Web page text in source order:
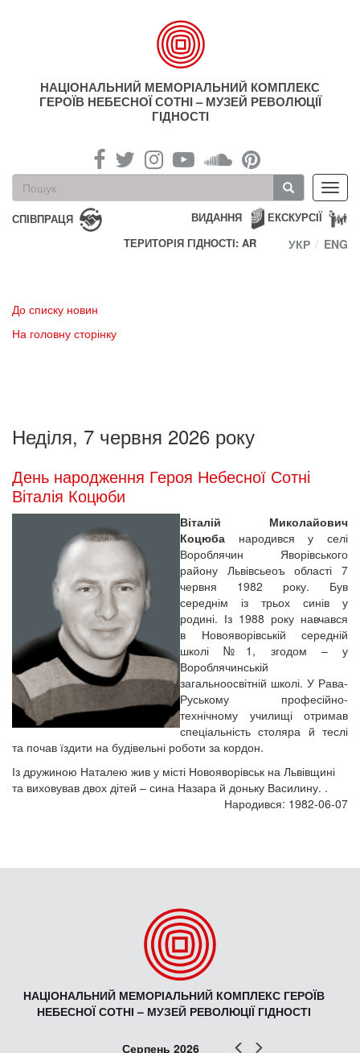
НАЦІОНАЛЬНИЙ МЕМОРІАЛЬНИЙ КОМПЛЕКС
ГЕРОЇВ НЕБЕСНОЇ СОТНІ – МУЗЕЙ РЕВОЛЮЦІЇ
ГІДНОСТІ
Пошукова
форма
Пошук
СПІВПРАЦЯ ЕКСКУРСІЇ
ВИДАННЯ
ТЕРИТОРІЯ ГІДНОСТІ: AR
УКР ENG
До списку новин
На головну сторінку
Неділя, 7 червня 2026 року
День народження Героя Небесної Сотні
Віталія Коцюби
Віталій Миколайович
Коцюба народився у селі
Вороблячин Яворівського
району Львівсьеоъ області 7
червня 1982 року. Був
середнім із трьох синів у
родині. Із 1988 року навчався
в Новояворівській середній
школі №1, згодом – у
Вороблячинській
загальноосвітній школі. У Рава-
Руському професійно-
технічному училищі отримав
спеціальність столяра й теслі
та почав їздити на будівельні роботи за кордон.
Із дружиною Наталею жив у місті Новояворівськ на Львівщині
та виховував двох дітей – сина Назара й доньку Василину. .
Народився: 1982-06-07
НАЦІОНАЛЬНИЙ МЕМОРІАЛЬНИЙ КОМПЛЕКС ГЕРОЇВ
НЕБЕСНОЇ СОТНІ – МУЗЕЙ РЕВОЛЮЦІЇ ГІДНОСТІ
Попер
Серпень 2026